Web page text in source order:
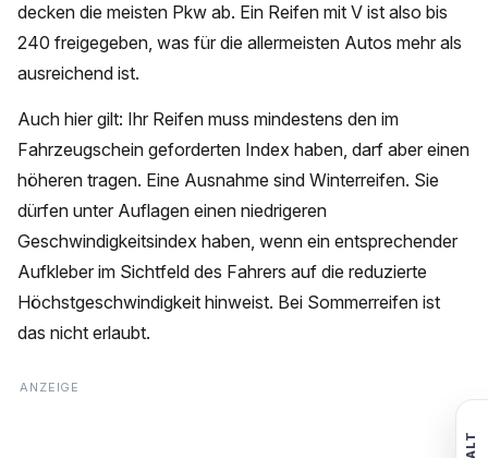
decken die meisten Pkw ab. Ein Reifen mit V ist also bis
240 freigegeben, was für die allermeisten Autos mehr als
ausreichend ist.
Auch hier gilt: Ihr Reifen muss mindestens den im
Fahrzeugschein geforderten Index haben, darf aber einen
höheren tragen. Eine Ausnahme sind Winterreifen. Sie
dürfen unter Auflagen einen niedrigeren
Geschwindigkeitsindex haben, wenn ein entsprechender
Aufkleber im Sichtfeld des Fahrers auf die reduzierte
Höchstgeschwindigkeit hinweist. Bei Sommerreifen ist
das nicht erlaubt.